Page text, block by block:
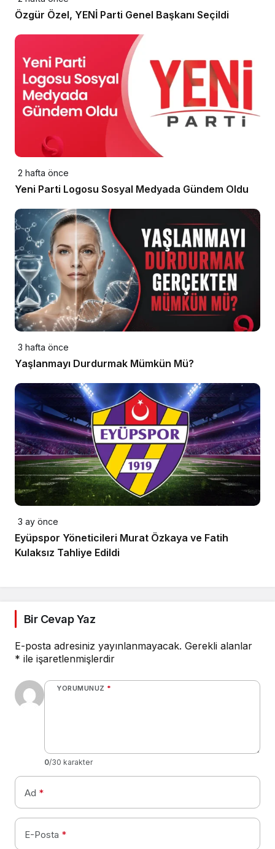
Özgür Özel, YENİ Parti Genel Başkanı Seçildi
2 hafta önce
Yeni Parti Logosu Sosyal Medyada Gündem Oldu
3 hafta önce
Yaşlanmayı Durdurmak Mümkün Mü?
3 ay önce
Eyüpspor Yöneticileri Murat Özkaya ve Fatih
Kulaksız Tahliye Edildi
Bir Cevap Yaz
E-posta adresiniz yayınlanmayacak. Gerekli alanlar
* ile işaretlenmişlerdir
YORUMUNUZ *
0/30 karakter
Ad *
E-Posta *